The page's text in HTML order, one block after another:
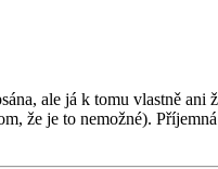
ale já k tomu vlastně
že je to nemožné).